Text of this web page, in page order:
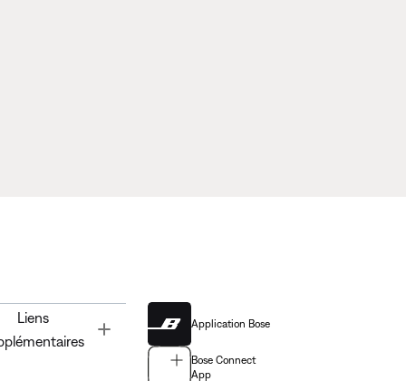
Liens
Application Bose
Bose Connect
App